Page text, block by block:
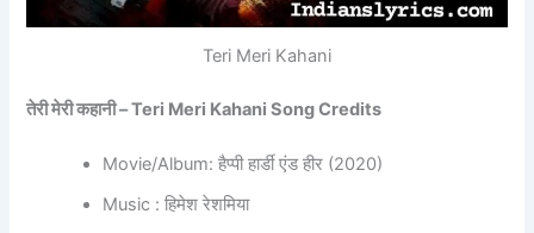
Teri Meri Kahani
तेरी मेरी कहानी – Teri Meri Kahani Song Credits
Movie/Album: हैप्पी हार्डी एंड हीर (2020)
Music : हिमेश रेशमिया